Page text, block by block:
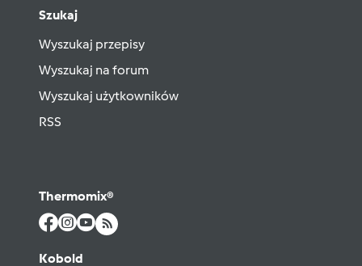
Szukaj
Wyszukaj przepisy
Wyszukaj na forum
Wyszukaj użytkowników
RSS
Thermomix®
Kobold